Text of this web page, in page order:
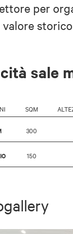
per
sale
SQM
300
150